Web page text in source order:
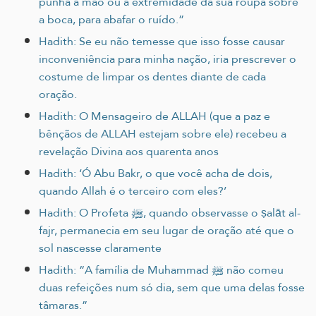
a boca, para abafar o ruído.”
Hadith: Se eu não temesse que isso fosse causar
inconveniência para minha nação, iria prescrever o
costume de limpar os dentes diante de cada
oração.
Hadith: O Mensageiro de ALLAH (que a paz e
bênçãos de ALLAH estejam sobre ele) recebeu a
revelação Divina aos quarenta anos
Hadith: ‘Ó Abu Bakr, o que você acha de dois,
quando Allah é o terceiro com eles?’
Hadith: O Profeta ﷺ, quando observasse o ṣalāt al-
fajr, permanecia em seu lugar de oração até que o
sol nascesse claramente
Hadith: “A família de Muhammad ﷺ não comeu
duas refeições num só dia, sem que uma delas fosse
tâmaras.”